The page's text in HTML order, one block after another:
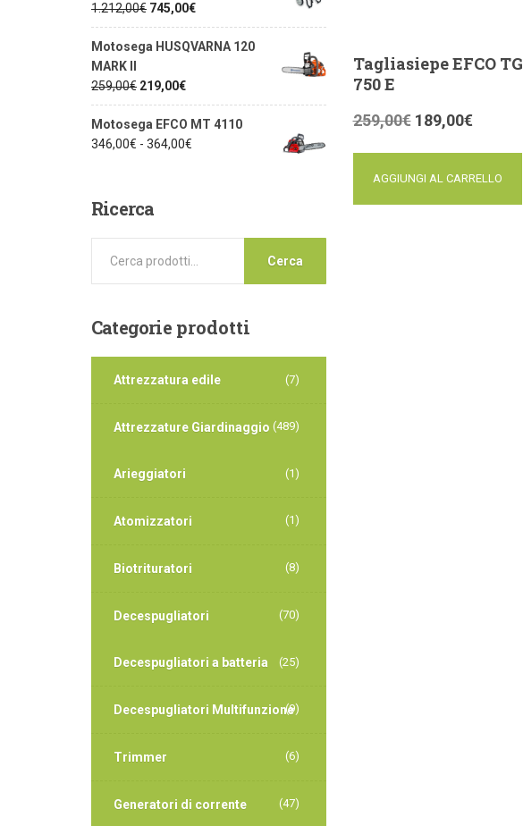
Tagliasiepe EFCO TG
750 E
259,00€ 189,00€
AGGIUNGI AL CARRELLO
1.212,00€ 745,00€
Motosega HUSQVARNA 120
MARK II
259,00€ 219,00€
Motosega EFCO MT 4110
346,00€ - 364,00€
Ricerca
Cerca
Categorieprodotti
Attrezzatura edile (7)
Attrezzature Giardinaggio (489)
Arieggiatori (1)
Atomizzatori (1)
Biotrituratori (8)
Decespugliatori (70)
Decespugliatori a batteria (25)
Decespugliatori Multifunzione
(9)
Trimmer (6)
Generatori di corrente (47)